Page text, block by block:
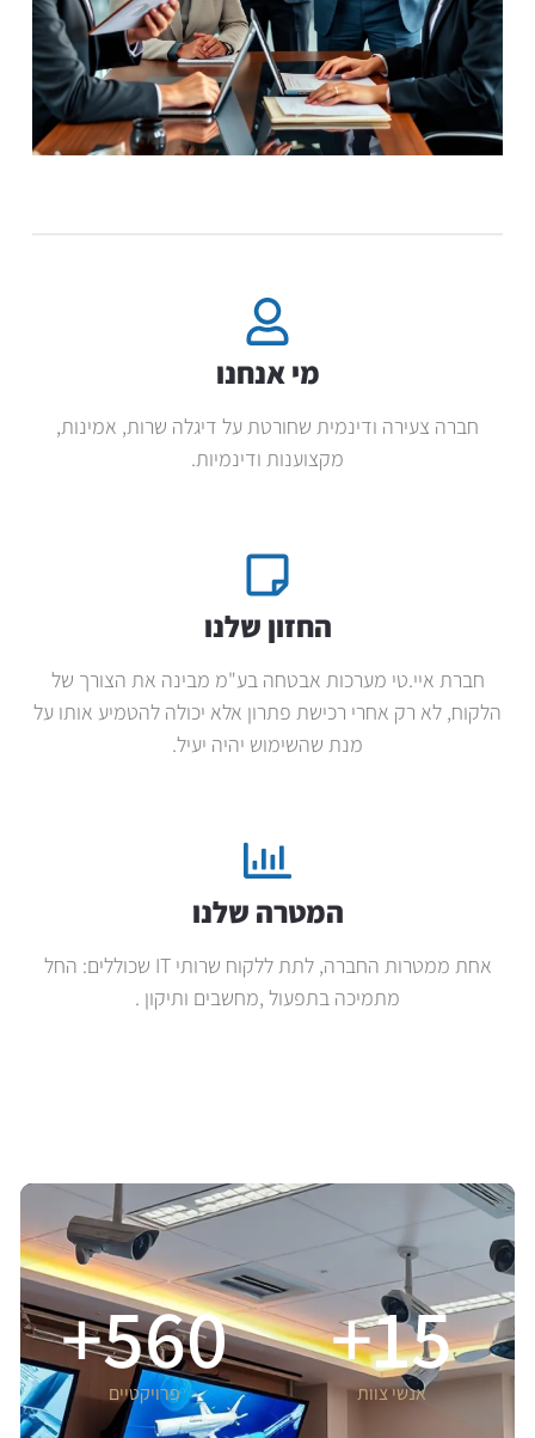
מי אנחנו
חברה צעירה ודינמית שחורטת על דיגלה שרות, אמינות,
מקצוענות ודינמיות.
החזון שלנו
חברת איי.טי מערכות אבטחה בע"מ מבינה את הצורך של
הלקוח, לא רק אחרי רכישת פתרון אלא יכולה להטמיע אותו על
מנת שהשימוש יהיה יעיל.
המטרה שלנו
אחת ממטרות החברה, לתת ללקוח שרותי IT שכוללים: החל
מתמיכה בתפעול ,מחשבים ותיקון .
אנשי צוות
15
+
פרויקטיים
560
+